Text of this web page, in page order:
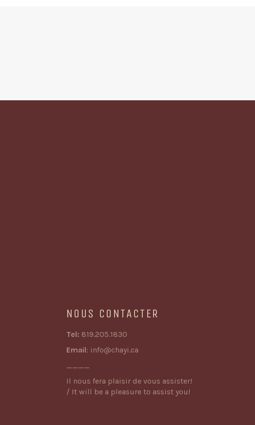
NOUS CONTACTER
Tel: 819.205.1830
Email: info@chayi.ca
____
Il nous fera plaisir de vous assister!
/ It will be a pleasure to assist you!